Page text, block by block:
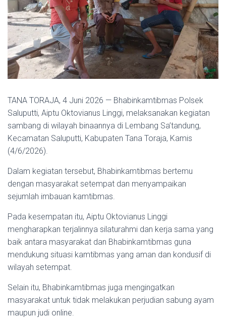
TANA TORAJA, 4 Juni 2026 — Bhabinkamtibmas Polsek
Saluputti, Aiptu Oktovianus Linggi, melaksanakan kegiatan
sambang di wilayah binaannya di Lembang Sa’tandung,
Kecamatan Saluputti, Kabupaten Tana Toraja, Kamis
(4/6/2026).
Dalam kegiatan tersebut, Bhabinkamtibmas bertemu
dengan masyarakat setempat dan menyampaikan
sejumlah imbauan kamtibmas.
Pada kesempatan itu, Aiptu Oktovianus Linggi
mengharapkan terjalinnya silaturahmi dan kerja sama yang
baik antara masyarakat dan Bhabinkamtibmas guna
mendukung situasi kamtibmas yang aman dan kondusif di
wilayah setempat.
Selain itu, Bhabinkamtibmas juga mengingatkan
masyarakat untuk tidak melakukan perjudian sabung ayam
maupun judi online.